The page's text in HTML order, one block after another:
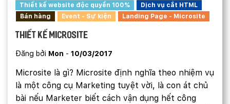
Thiết kế website độc quyền 100%
Dịch vụ cắt HTML
Bán hàng
Event - Sự kiện Landing Page - Microsite
Thiết kế Microsite
Đăng bởi Mon - 10/03/2017
Microsite là gì? Microsite định nghĩa theo nhiệm vụ
là một công cụ Marketing tuyệt vời, là con át chủ
bài nếu Marketer biết cách vận dụng hết công